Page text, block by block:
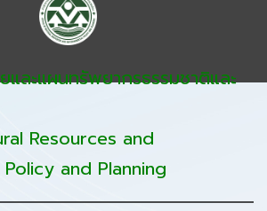
และแผนทรัพยากรธรรมชาติและ
Resources and
and Planning